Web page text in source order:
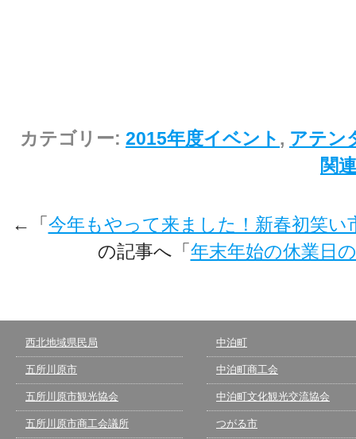
カテゴリー: 2015年度イベント , アテン
関連
←「今年もやって来ました！新春初笑い
の記事へ「年末年始の休業日
西北地域県民局
五所川原市
五所川原市観光協会
五所川原市商工会議所
中泊町
中泊町商工会
中泊町文化観光交流協会
つがる市